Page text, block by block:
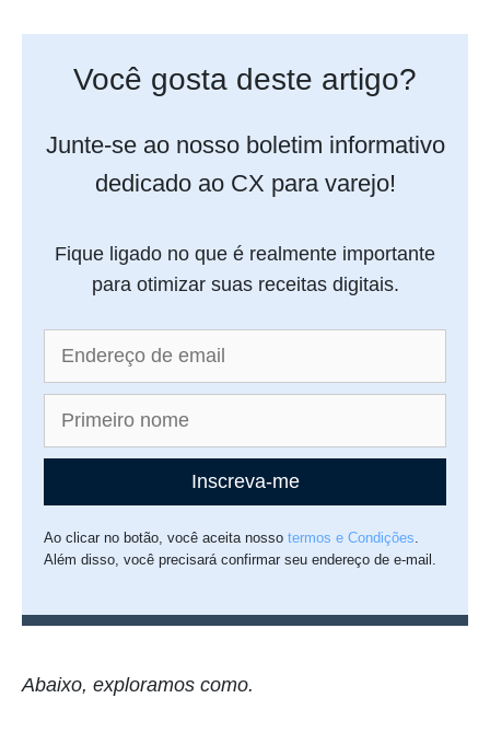
Você gosta deste artigo?
Junte-se ao nosso boletim informativo
dedicado ao CX para varejo!
Fique ligado no que é realmente importante
para otimizar suas receitas digitais.
Inscreva-me
Ao clicar no botão, você aceita nossotermos e Condições.
Além disso, você precisará confirmar seu endereço de e-mail.
Abaixo, exploramos como.